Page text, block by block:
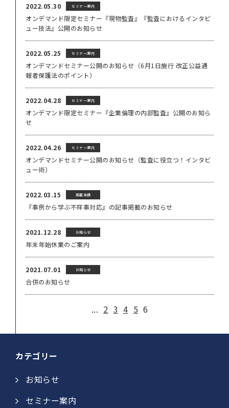
2022.05.30 セミナー案内
オンデマンド限定セミナー『現物監査』『監査におけるインタビ
ュー技法』公開のお知らせ
2022.05.25 セミナー案内
オンデマンドセミナー公開のお知らせ（6月1日施行 改正公益通
報者保護法のポイント）
2022.04.28 セミナー案内
オンデマンド限定セミナー『企業倫理の内部監査』公開のお知ら
せ
2022.04.26 セミナー案内
オンデマンドセミナー公開のお知らせ（監査に役立つ！インタビ
ュー術）
2022.03.15 掲載実績
『事例から学ぶ不祥事対応』の記事掲載のお知らせ
2021.12.28 お知らせ
年末年始休業のご案内
2021.07.01 お知らせ
合併のお知らせ
... 2 3 4 5 6
カテゴリー
お知らせ
セミナー案内